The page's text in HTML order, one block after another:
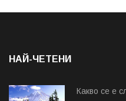
НАЙ-ЧЕТЕНИ
Какво се е